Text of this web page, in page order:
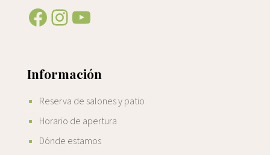
Facebook
Instagram
YouTube
Información
Reserva de salones y patio
Horario de apertura
Dónde estamos